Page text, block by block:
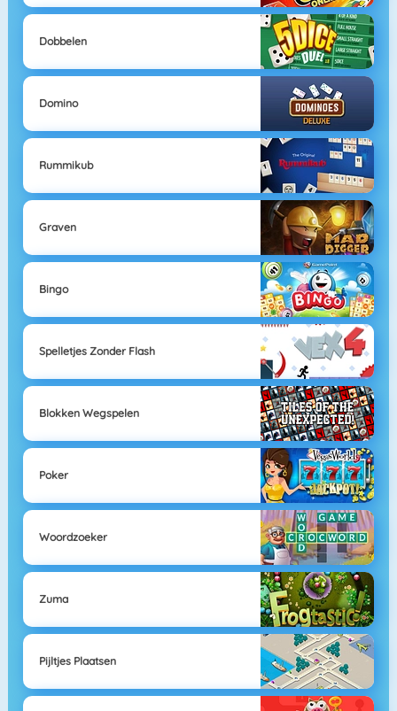
Dobbelen
Domino
Rummikub
Graven
Bingo
Spelletjes Zonder Flash
Blokken Wegspelen
Poker
Woordzoeker
Zuma
Pijltjes Plaatsen